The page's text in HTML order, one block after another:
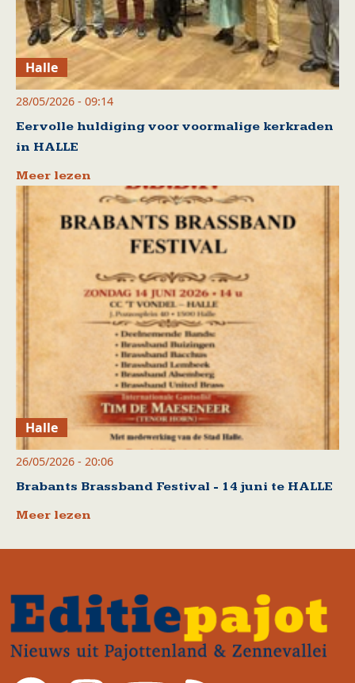
Halle
28/05/2026 - 09:14
Eervolle huldiging voor voormalige kerkraden
in HALLE
Meer lezen
Halle
26/05/2026 - 20:06
Brabants Brassband Festival - 14 juni te HALLE
Meer lezen